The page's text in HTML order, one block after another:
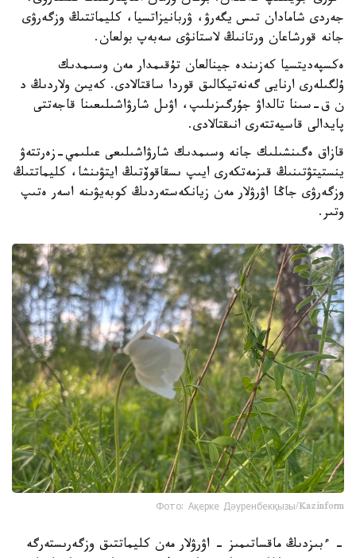
جەردى شامادان تىس يگەرۋ، ۋربانيزاتسيا، كليماتتىڭ وزگەرۋى
جانە قورشاعان ورتانىڭ لاستانۋى سەبەپ بولعان.
ەكسپەديتسيا كەزىندە جينالعان تۇقىمدار مەن وسىمدىك
ۇلگىلەرى ارنايى گەنەتيكالىق قوردا ساقتالادى. كەيىن ولاردىڭ د
ن ق-سىنا تالداۋ جۇرگىزىلىپ، اۋىل شارۋاشىلىعىنا قاجەتتى
پايدالى قاسيەتتەرى انىقتالادى.
قازاق ەگىنشىلىك جانە وسىمدىك شارۋاشىلىعى عىلىمي-زەرتتەۋ
ينستيتۋتىنىڭ قىزمەتكەرى ايىپ ىسقاقوۆتىڭ ايتۋىنشا، كليماتتىڭ
وزگەرۋى جاڭا اۋرۋلار مەن زيانكەستەردىڭ كوبەيۋىنە اسەر ەتىپ
وتىر.
Фото: Ақерке Дәуренбекқызы/Kazinform
- ءبىزدىڭ ماقساتىمىز - اۋرۋلار مەن كليماتتىق وزگەرىستەرگە